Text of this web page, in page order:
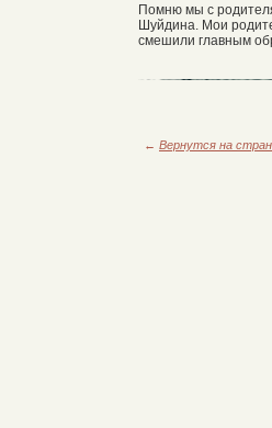
Помню мы с
Шуйдина. Мои
смешили главным
← Вернутся на